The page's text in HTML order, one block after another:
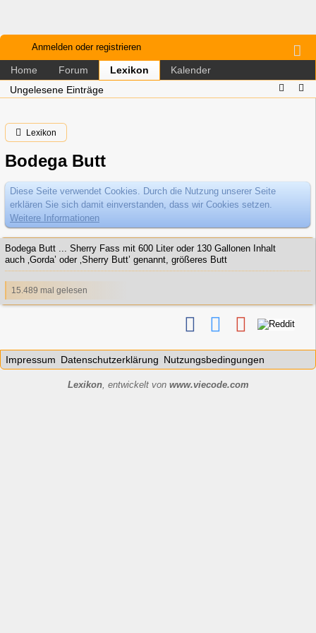
Anmelden oder registrieren
Home Forum Lexikon
Kalender
Ungelesene Einträge
Lexikon
Bodega Butt
Diese Seite verwendet Cookies. Durch die Nutzung unserer Seite
erklären Sie sich damit einverstanden, dass wir Cookies setzen.
Weitere Informationen
Bodega Butt ... Sherry Fass mit 600 Liter oder 130 Gallonen Inhalt
auch ‚Gorda’ oder ‚Sherry Butt’ genannt, größeres Butt
15.489 mal gelesen
Impressum Datenschutzerklärung Nutzungsbedingungen
Lexikon, entwickelt von www.viecode.com